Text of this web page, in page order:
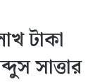
টাকা
সাত্তার